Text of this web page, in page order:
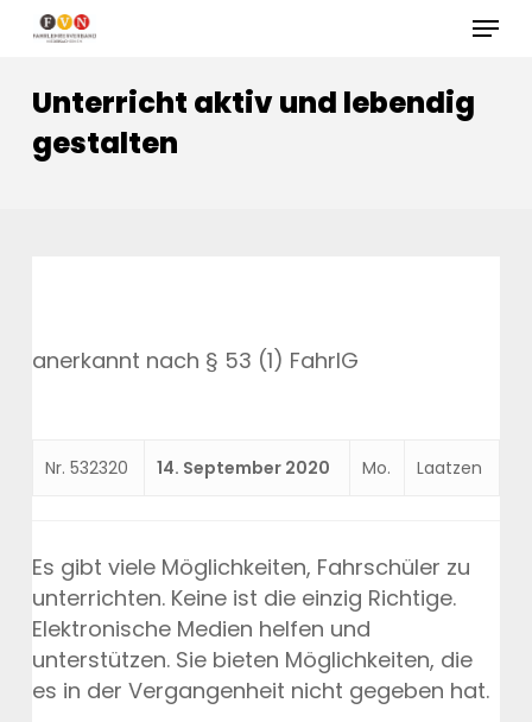
Skip
content
Menu
Unterricht aktiv und lebendig
gestalten
anerkannt nach § 53 (1) FahrlG
Nr. 532320 14. September 2020 Mo. Laatzen
Es gibt viele Möglichkeiten, Fahrschüler zu
unterrichten. Keine ist die einzig Richtige.
Elektronische Medien helfen und
unterstützen. Sie bieten Möglichkeiten, die
es in der Vergangenheit nicht gegeben hat.
Menu